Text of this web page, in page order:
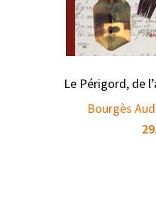
Le Périgord, de
Bourgès